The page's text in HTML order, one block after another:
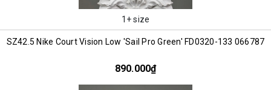
1+ size
SZ42.5 Nike Court Vision Low 'Sail Pro Green' FD0320-133 066787
890.000₫